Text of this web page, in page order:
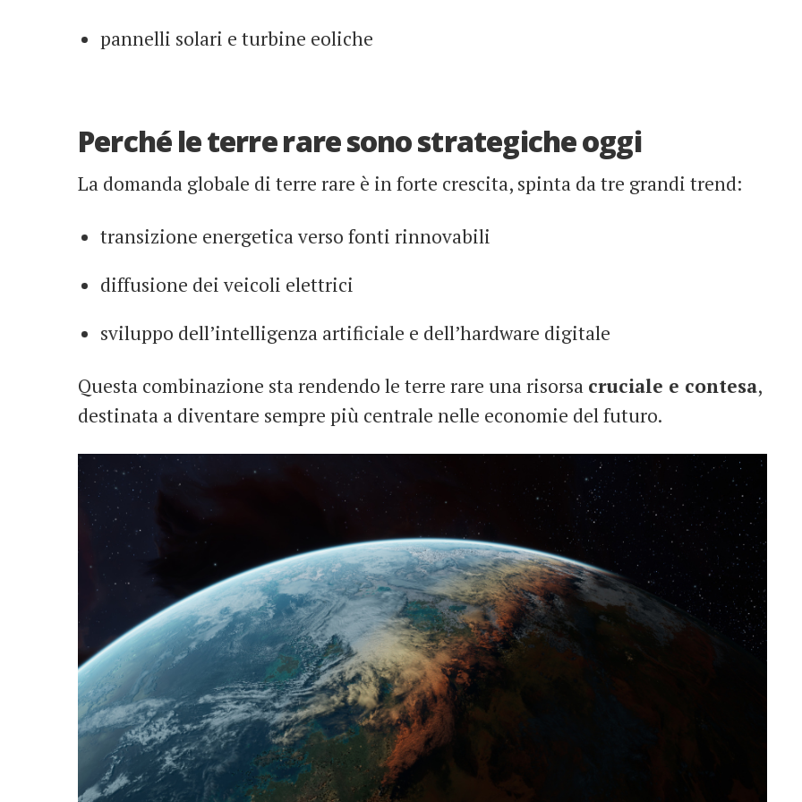
pannelli solari e turbine eoliche
Perché le terre rare sono strategiche oggi
La domanda globale di terre rare è in forte crescita, spinta da tre grandi trend:
transizione energetica verso fonti rinnovabili
diffusione dei veicoli elettrici
sviluppo dell’intelligenza artificiale e dell’hardware digitale
Questa combinazione sta rendendo le terre rare una risorsa cruciale e contesa,
destinata a diventare sempre più centrale nelle economie del futuro.